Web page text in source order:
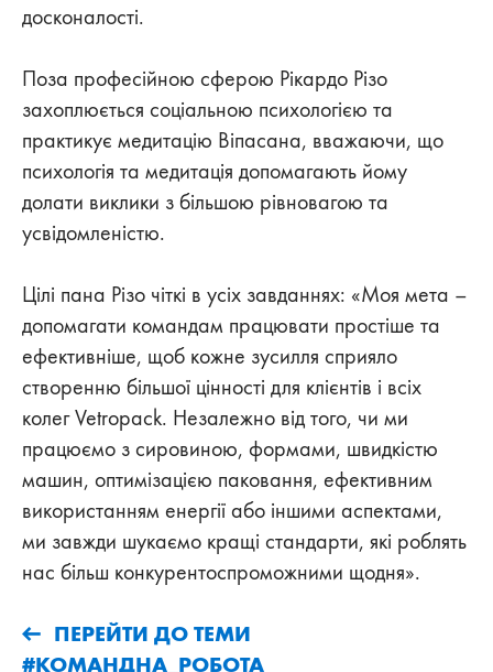
досконалості.
Поза професійною сферою Рікардо Різо
захоплюється соціальною психологією та
практикує медитацію Віпасана, вважаючи, що
психологія та медитація допомагають йому
долати виклики з більшою рівновагою та
усвідомленістю.
Цілі пана Різо чіткі в усіх завданнях: «Моя мета –
допомагати командам працювати простіше та
ефективніше, щоб кожне зусилля сприяло
створенню більшої цінності для клієнтів і всіх
колег Vetropack. Незалежно від того, чи ми
працюємо з сировиною, формами, швидкістю
машин, оптимізацією паковання, ефективним
використанням енергії або іншими аспектами,
ми завжди шукаємо кращі стандарти, які роблять
нас більш конкурентоспроможними щодня».
ПЕРЕЙТИ ДО ТЕМИ
#КОМАНДНА_РОБОТА